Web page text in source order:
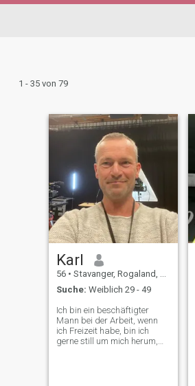
1 - 35 von 79
Karl
56 • Stavanger, Rogaland, Norwegen
Suche: Weiblich 29 - 49
Ich bin ein beschäftigter
Mann bei der Arbeit, wenn
ich Freizeit habe, bin ich
gerne still um mich herum,